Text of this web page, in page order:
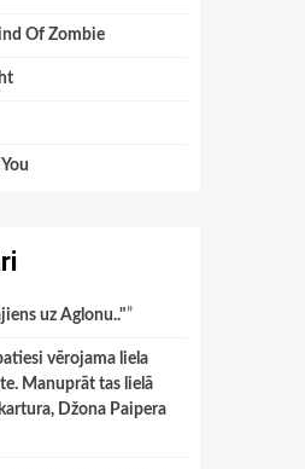
Of Zombie
uz Aglonu.."”
vērojama liela
Manuprāt tas lielā
Džona Paipera